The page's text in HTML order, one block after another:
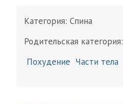
Категория: Спина
Родительская категория:
Похудение Части тела